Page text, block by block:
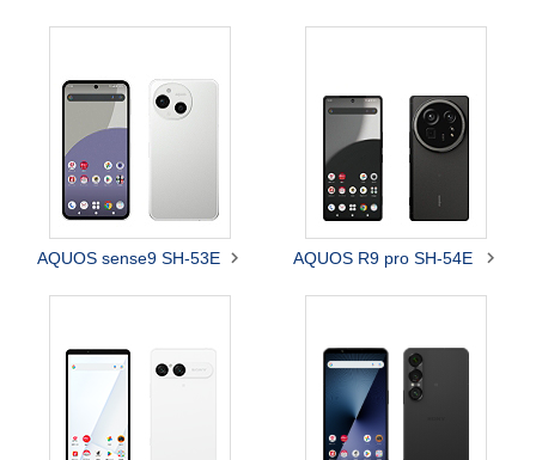
AQUOS sense9 SH-53E  AQUOS R9 pro SH-54E 